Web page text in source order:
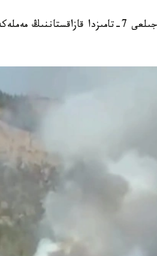
استانا. قازاقپارات - 2026-جىلعى 7-